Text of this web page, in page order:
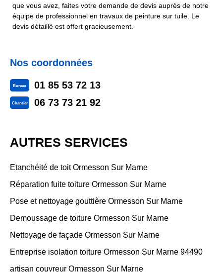
que vous avez, faites votre demande de devis auprès de notre
équipe de professionnel en travaux de peinture sur tuile. Le
devis détaillé est offert gracieusement.
Nos coordonnées
Bureau 01 85 53 72 13
Chantier 06 73 73 21 92
AUTRES SERVICES
Etanchéité de toit Ormesson Sur Marne
Réparation fuite toiture Ormesson Sur Marne
Pose et nettoyage gouttière Ormesson Sur Marne
Demoussage de toiture Ormesson Sur Marne
Nettoyage de façade Ormesson Sur Marne
Entreprise isolation toiture Ormesson Sur Marne 94490
artisan couvreur Ormesson Sur Marne